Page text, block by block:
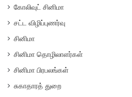
கோலிவுட் சினிமா
சட்ட விழிப்புணர்வு
சினிமா
சினிமா தொழிலாளர்கள்
சினிமா பிரபலங்கள்
சுகாதாரத் துறை